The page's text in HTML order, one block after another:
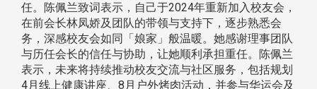
任。陈佩兰致词表示，自己于2024年重新加入校友会，
在前会长林凤娇及团队的带领与支持下，逐步熟悉会
务，深感校友会如同「娘家」般温暖。她感谢理事团队
与历任会长的信任与协助，让她顺利承担重任。陈佩兰
表示，未来将持续推动校友交流与社区服务，包括规划
4月线上健康讲座、8月户外烤肉活动，并参与华运会及